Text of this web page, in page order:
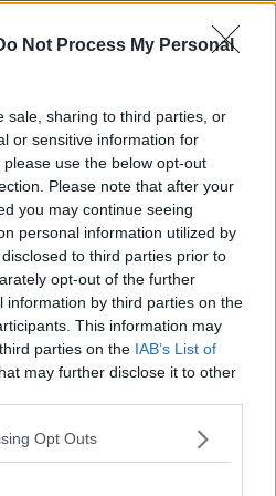
Not Process My Personal
sale, sharing to third parties, or
or sensitive information for
use the below opt-out
Please note that after your
you may continue seeing
personal information utilized by
to third parties prior to
opt-out of the further
information by third parties on the
This information may
parties on the IAB’s List of
may further disclose it to other
Opt Outs
luna
felici